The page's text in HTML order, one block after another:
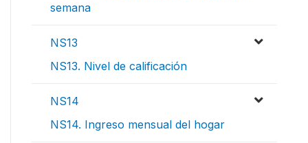
semana
NS13
NS13. Nivel de calificación
NS14
NS14. Ingreso mensual del hogar